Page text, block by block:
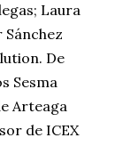
Laura
De
Sesma
Arteaga
de ICEX